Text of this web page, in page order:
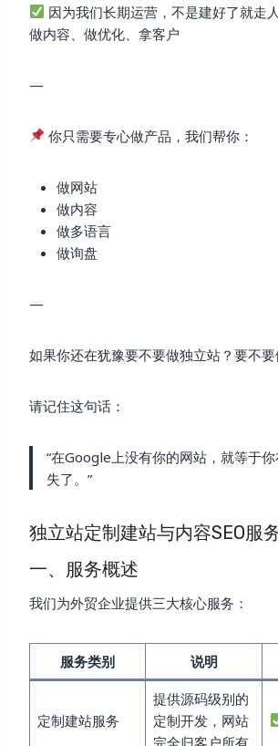
因为我们长期运营，不是建好了就走
做内容、做优化、拿客户
—
你只需要专心做产品，我们帮你：
做网站
做内容
做多语言
做询盘
—
如果你还在犹豫要不要做独立站？要不要
请记住这句话：
“在Google上没有你的网站，就等于
失了。”
独立站定制建站与内容SEO服
一、服务概述
我们为外贸企业提供三大核心服务：
服务类别 说明
定制建站服务
提供源码级别的
定制开发，网站
完全归客户所有